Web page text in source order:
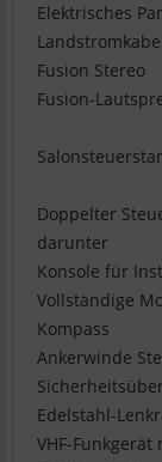
Elektrisches
Fusion Stereo
Fusion-
Doppelter
darunter
Konsole für
Vollständige
Kompass
Ankerwinde
Edelstahl-
VHF-